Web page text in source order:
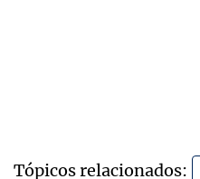
Tópicos relacionados: